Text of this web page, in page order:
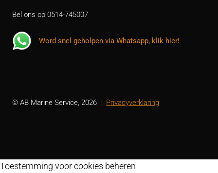
Bel ons op 0514-745007
Word snel geholpen via Whatsapp, klik hier!
© AB Marine Service, 2026 Privacyverklaring
Toestemming voor cookies beheren